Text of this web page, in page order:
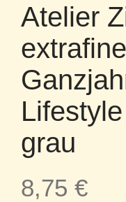
Atelier
extrafine
grau
8,75 €